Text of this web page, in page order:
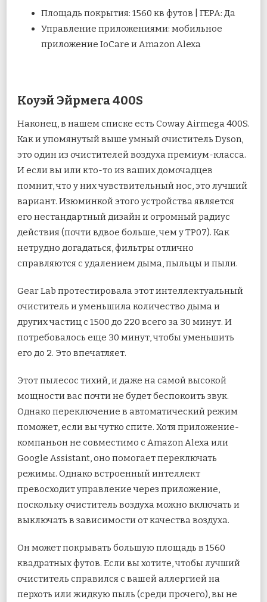
Площадь покрытия: 1560 кв футов | ГЕРА: Да
Управление приложениями: мобильное
приложение IoCare и Amazon Alexa
Коуэй Эйрмега 400S
Наконец, в нашем списке есть Coway Airmega 400S.
Как и упомянутый выше умный очиститель Dyson,
это один из очистителей воздуха премиум-класса.
И если вы или кто-то из ваших домочадцев
помнит, что у них чувствительный нос, это лучший
вариант. Изюминкой этого устройства является
его нестандартный дизайн и огромный радиус
действия (почти вдвое больше, чем у TP07). Как
нетрудно догадаться, фильтры отлично
справляются с удалением дыма, пыльцы и пыли.
Gear Lab протестировала этот интеллектуальный
очиститель и уменьшила количество дыма и
других частиц с 1500 до 220 всего за 30 минут. И
потребовалось еще 30 минут, чтобы уменьшить
его до 2. Это впечатляет.
Этот пылесос тихий, и даже на самой высокой
мощности вас почти не будет беспокоить звук.
Однако переключение в автоматический режим
поможет, если вы чутко спите. Хотя приложение-
компаньон не совместимо с Amazon Alexa или
Google Assistant, оно помогает переключать
режимы. Однако встроенный интеллект
превосходит управление через приложение,
поскольку очиститель воздуха можно включать и
выключать в зависимости от качества воздуха.
Он может покрывать большую площадь в 1560
квадратных футов. Если вы хотите, чтобы лучший
очиститель справился с вашей аллергией на
перхоть или жидкую пыль (среди прочего), вы не